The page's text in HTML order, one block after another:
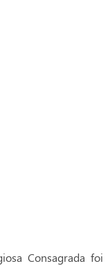
Consagrada foi